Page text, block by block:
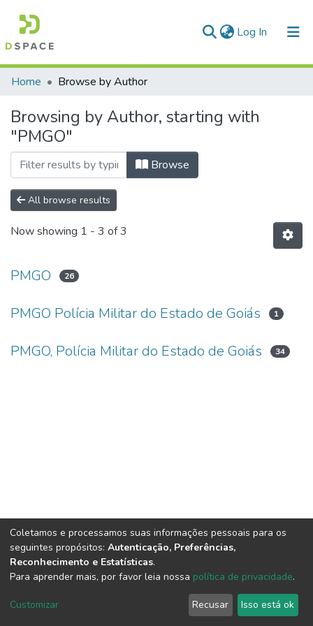
Log In (current)
Communities & Collections
All of DSpace
Home Browse by Author
Browsing by Author, starting with
"PMGO"
Browse
All browse results
Now showing 1 - 3 of 3
PMGO 26
PMGO Polícia Militar do Estado de Goiás 1
PMGO, Polícia Militar do Estado de Goiás 34
DSpace software copyright © 2002-2026 LYRASIS
Cookie
End User
Agreement
Send
Feedback
Coletamos e processamos suas informações pessoais para os
seguintes propósitos: Autenticação, Preferências,
Reconhecimento e Estatísticas.
Para aprender mais, por favor leia nossa política de privacidade.
Customizar Recusar Isso está ok